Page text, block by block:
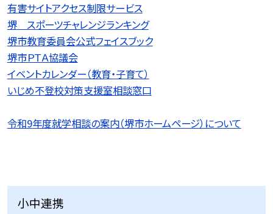
有害サイトアクセス制限サービス
堺 スポーツチャレンジランキング
堺市教育委員会公式フェイスブック
堺市ＰＴＡ協議会
イベントカレンダー（教育・子育て）
いじめ不登校対策支援室相談窓口
令和9年度就学相談の案内（堺市ホームページ）について
小中連携